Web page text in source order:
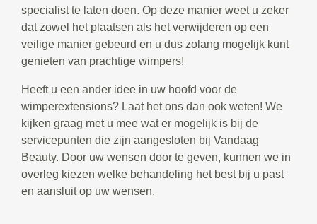
specialist te laten doen. Op deze manier weet u zeker
dat zowel het plaatsen als het verwijderen op een
veilige manier gebeurd en u dus zolang mogelijk kunt
genieten van prachtige wimpers!
Heeft u een ander idee in uw hoofd voor de
wimperextensions? Laat het ons dan ook weten! We
kijken graag met u mee wat er mogelijk is bij de
servicepunten die zijn aangesloten bij Vandaag
Beauty. Door uw wensen door te geven, kunnen we in
overleg kiezen welke behandeling het best bij u past
en aansluit op uw wensen.